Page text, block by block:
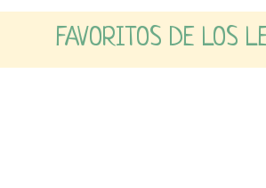
FAVORITOS DE LOS